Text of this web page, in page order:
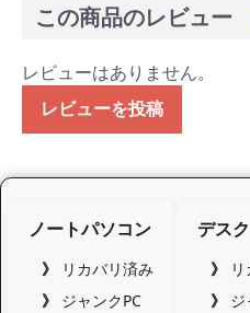
この商品のレビュー
レビューはありません。
レビューを投稿
ノートパソコン
リカバリ済み
ジャンクPC
デス
ジ